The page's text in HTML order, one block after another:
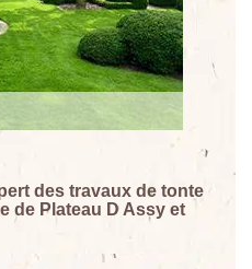
des travaux de tonte
de Plateau D Assy et